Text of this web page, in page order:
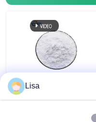
98% शुद्ध केंद्रित पौधे के अर्क
पाउडर सफेद त्वचा टोन पाउडर
Lisa